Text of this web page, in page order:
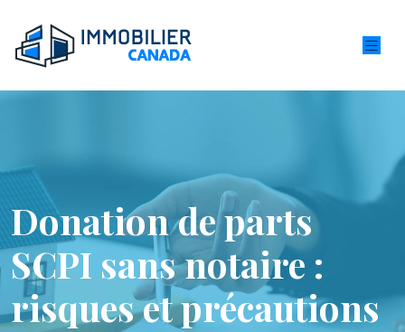
Donation de parts
SCPI sans notaire :
risques et précautions